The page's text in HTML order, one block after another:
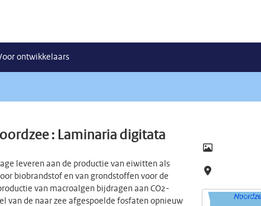
ontwikkelaars
: Laminaria digitata
leveren aan de productie van eiwitten als
biobrandstof en van grondstoffen voor de
van macroalgen bijdragen aan CO2-
van de naar zee afgespoelde fosfaten opnieuw